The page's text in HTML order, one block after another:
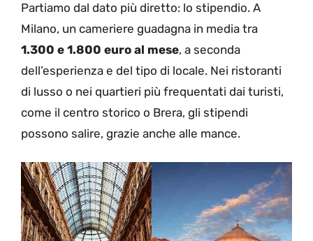
Partiamo dal dato più diretto: lo stipendio. A
Milano, un cameriere guadagna in media tra
1.300 e 1.800 euro al mese, a seconda
dell’esperienza e del tipo di locale. Nei ristoranti
di lusso o nei quartieri più frequentati dai turisti,
come il centro storico o Brera, gli stipendi
possono salire, grazie anche alle mance.